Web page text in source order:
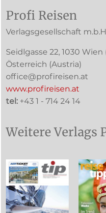
Profi Reisen
Verlagsgesellschaft
Seidlgasse 22, 1030 Wien
Österreich (Austria)
office@profireisen.at
www.profireisen.at
tel: +43 1 - 714 24 14
Weitere Verlags